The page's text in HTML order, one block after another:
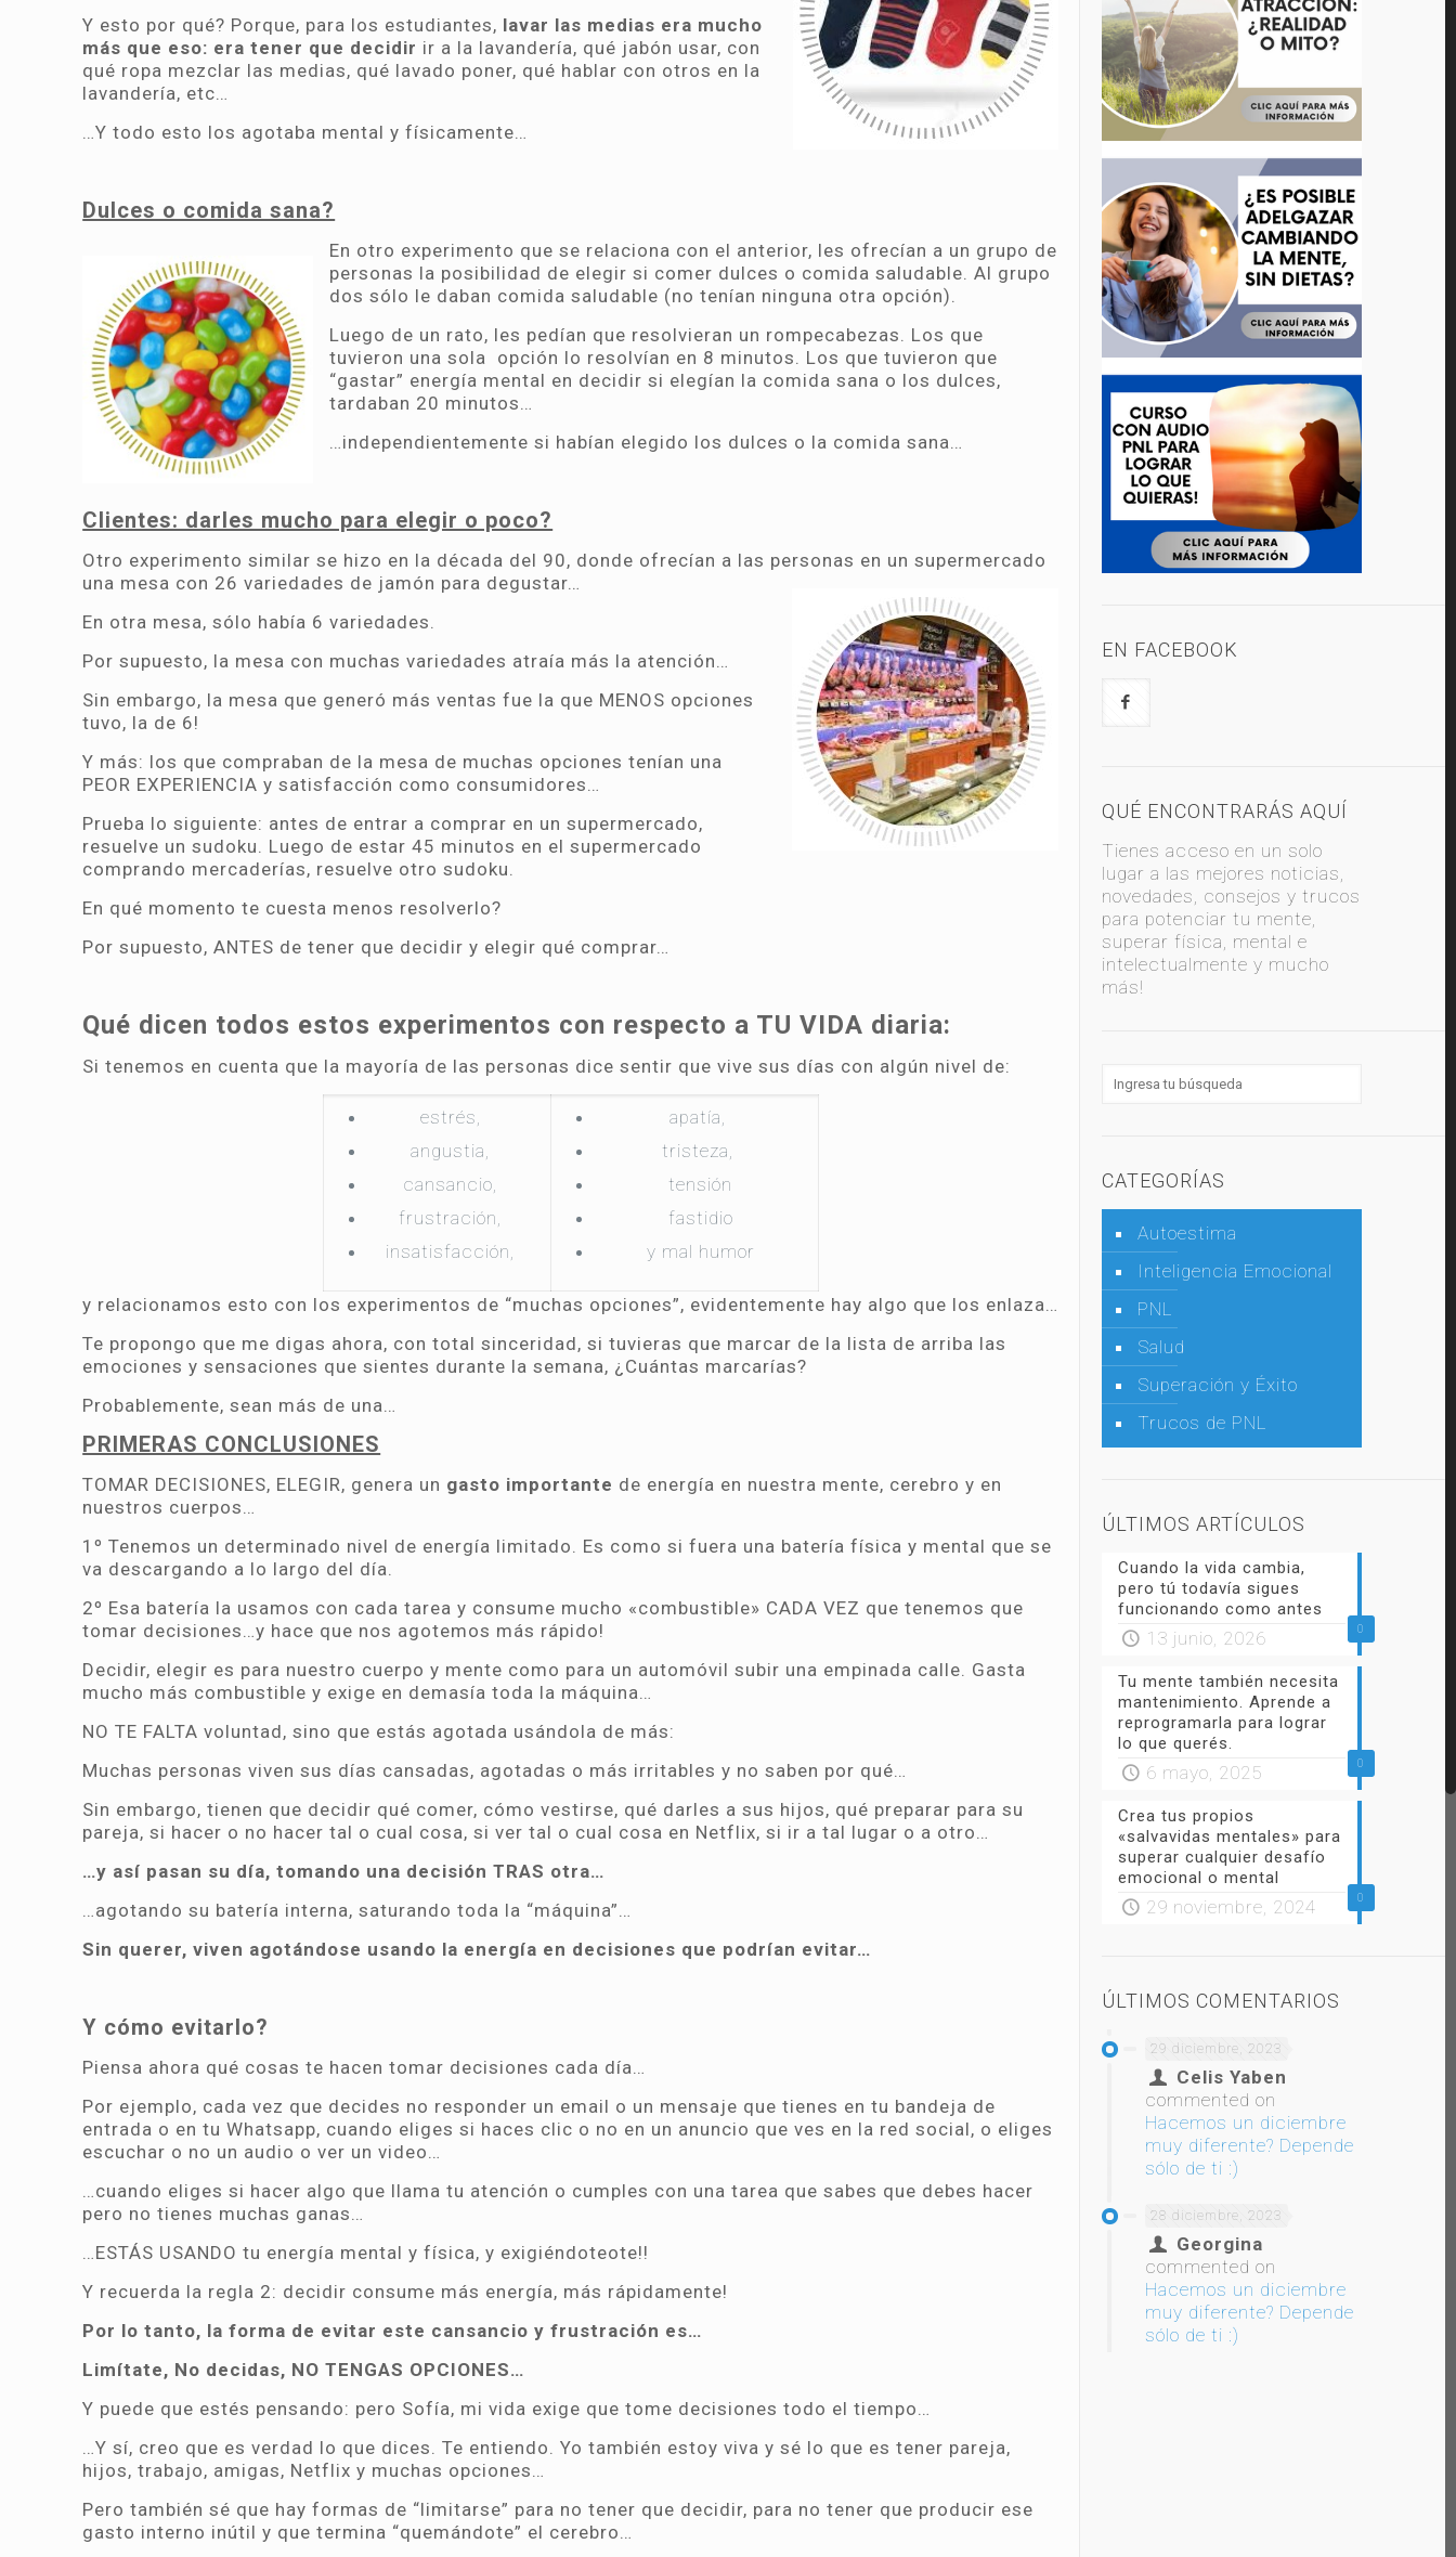
Y esto por qué? Porque, para los estudiantes, lavar las medias era mucho
más que eso: era tener que decidir ir a la lavandería, qué jabón usar, con
qué ropa mezclar las medias, qué lavado poner, qué hablar con otros en la
lavandería, etc…
…Y todo esto los agotaba mental y físicamente…
Dulces o comida sana?
En otro experimento que se relaciona con el anterior, les ofrecían a un grupo de
personas la posibilidad de elegir si comer dulces o comida saludable. Al grupo
dos sólo le daban comida saludable (no tenían ninguna otra opción).
Luego de un rato, les pedían que resolvieran un rompecabezas. Los que
tuvieron una sola opción lo resolvían en 8 minutos. Los que tuvieron que
“gastar” energía mental en decidir si elegían la comida sana o los dulces,
tardaban 20 minutos…
…independientemente si habían elegido los dulces o la comida sana…
Clientes: darles mucho para elegir o poco?
Otro experimento similar se hizo en la década del 90, donde ofrecían a las personas en un supermercado
una mesa con 26 variedades de jamón para degustar…
En otra mesa, sólo había 6 variedades.
Por supuesto, la mesa con muchas variedades atraía más la atención…
Sin embargo, la mesa que generó más ventas fue la que MENOS opciones
tuvo, la de 6!
Y más: los que compraban de la mesa de muchas opciones tenían una
PEOR EXPERIENCIA y satisfacción como consumidores…
Prueba lo siguiente: antes de entrar a comprar en un supermercado,
resuelve un sudoku. Luego de estar 45 minutos en el supermercado
comprando mercaderías, resuelve otro sudoku.
En qué momento te cuesta menos resolverlo?
Por supuesto, ANTES de tener que decidir y elegir qué comprar…
Qué dicen todos estos experimentos con respecto a TU VIDA diaria:
Si tenemos en cuenta que la mayoría de las personas dice sentir que vive sus días con algún nivel de:
estrés,
angustia,
cansancio,
frustración,
insatisfacción,
apatía,
tristeza,
tensión
fastidio
y mal humor
y relacionamos esto con los experimentos de “muchas opciones”, evidentemente hay algo que los enlaza…
Te propongo que me digas ahora, con total sinceridad, si tuvieras que marcar de la lista de arriba las
emociones y sensaciones que sientes durante la semana, ¿Cuántas marcarías?
Probablemente, sean más de una…
PRIMERAS CONCLUSIONES
TOMAR DECISIONES, ELEGIR, genera un gasto importante de energía en nuestra mente, cerebro y en
nuestros cuerpos…
1º Tenemos un determinado nivel de energía limitado. Es como si fuera una batería física y mental que se
va descargando a lo largo del día.
2º Esa batería la usamos con cada tarea y consume mucho «combustible» CADA VEZ que tenemos que
tomar decisiones…y hace que nos agotemos más rápido!
Decidir, elegir es para nuestro cuerpo y mente como para un automóvil subir una empinada calle. Gasta
mucho más combustible y exige en demasía toda la máquina…
NO TE FALTA voluntad, sino que estás agotada usándola de más:
Muchas personas viven sus días cansadas, agotadas o más irritables y no saben por qué…
Sin embargo, tienen que decidir qué comer, cómo vestirse, qué darles a sus hijos, qué preparar para su
pareja, si hacer o no hacer tal o cual cosa, si ver tal o cual cosa en Netflix, si ir a tal lugar o a otro…
…y así pasan su día, tomando una decisión TRAS otra…
…agotando su batería interna, saturando toda la “máquina”…
Sin querer, viven agotándose usando la energía en decisiones que podrían evitar…
Y cómo evitarlo?
Piensa ahora qué cosas te hacen tomar decisiones cada día…
Por ejemplo, cada vez que decides no responder un email o un mensaje que tienes en tu bandeja de
entrada o en tu Whatsapp, cuando eliges si haces clic o no en un anuncio que ves en la red social, o eliges
escuchar o no un audio o ver un video…
…cuando eliges si hacer algo que llama tu atención o cumples con una tarea que sabes que debes hacer
pero no tienes muchas ganas…
…ESTÁS USANDO tu energía mental y física, y exigiéndoteote!!
Y recuerda la regla 2: decidir consume más energía, más rápidamente!
Por lo tanto, la forma de evitar este cansancio y frustración es…
Limítate, No decidas, NO TENGAS OPCIONES…
Y puede que estés pensando: pero Sofía, mi vida exige que tome decisiones todo el tiempo…
…Y sí, creo que es verdad lo que dices. Te entiendo. Yo también estoy viva y sé lo que es tener pareja,
hijos, trabajo, amigas, Netflix y muchas opciones…
Pero también sé que hay formas de “limitarse” para no tener que decidir, para no tener que producir ese
gasto interno inútil y que termina “quemándote” el cerebro…
EN FACEBOOK
QUÉ ENCONTRARÁS AQUÍ
Tienes acceso en un solo
lugar a las mejores noticias,
novedades, consejos y trucos
para potenciar tu mente,
superar física, mental e
intelectualmente y mucho
más!
CATEGORÍAS
Autoestima
Inteligencia Emocional
PNL
Salud
Superación y Éxito
Trucos de PNL
ÚLTIMOS ARTÍCULOS
0
Cuando la vida cambia,
pero tú todavía sigues
funcionando como antes
13 junio, 2026
0
Tu mente también necesita
mantenimiento. Aprende a
reprogramarla para lograr
lo que querés.
6 mayo, 2025
0
Crea tus propios
«salvavidas mentales» para
superar cualquier desafío
emocional o mental
29 noviembre, 2024
ÚLTIMOS COMENTARIOS
29 diciembre, 2023
Celis Yaben
commented on
Hacemos un diciembre
muy diferente? Depende
sólo de ti :)
28 diciembre, 2023
Georgina
commented on
Hacemos un diciembre
muy diferente? Depende
sólo de ti :)